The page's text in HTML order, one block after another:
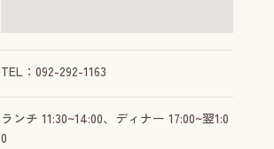
TEL：092-292-1163
ランチ 11:30~14:00、ディナー 17:00~翌1:0
0